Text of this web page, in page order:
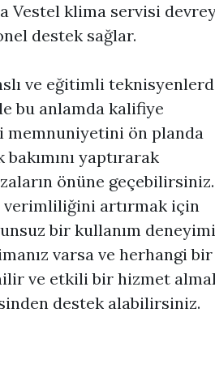
Vestel klima servisi
destek sağlar.
ve eğitimli
bu anlamda kalifiye
memnuniyetini ön planda
yaptırarak
önüne geçebilirsiniz.
verimliliğini artırmak için
bir kullanım deneyimi
varsa ve herhangi bir
ve etkili bir hizmet
destek alabilirsiniz.